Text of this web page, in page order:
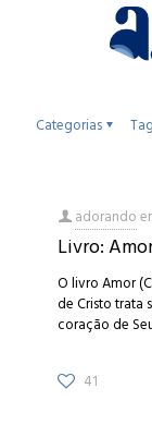
Categorias
adorando
Livro:
O livro Amor
de Cristo trata
coração de
41